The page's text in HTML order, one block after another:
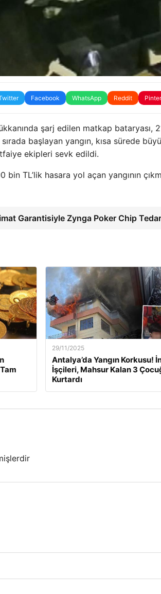
Facebook WhatsApp Reddit
şarj edilen matkap bataryası,
başlayan yangın, kısa sürede
ekipleri sevk edildi.
TL’lik hasara yol açan yangının
Garantisiyle Zynga Poker Chip
29/11/2025
Antalya’da Yangın Korkusu!
İşçileri, Mahsur Kalan 3
Kurtardı